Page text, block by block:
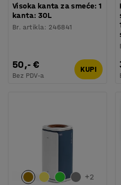
Visoka kanta za smeće: 1
kanta: 30L
Br. artikla: 246841
50,- €
Bez PDV-a
KUPI
+2